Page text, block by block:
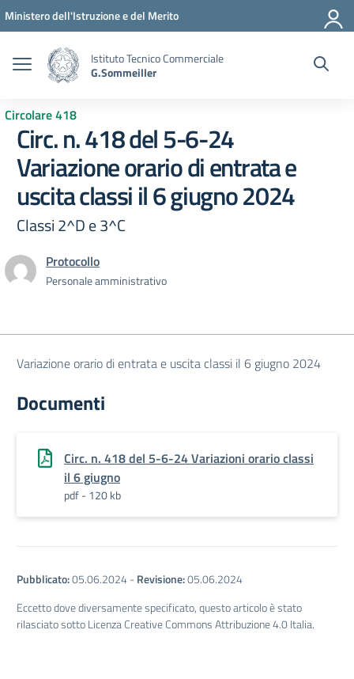
Vai ai contenuti
Vai al menu di navigazione
Vai al footer
Ministero dell'Istruzione e del Merito
Istituto Tecnico Commerciale
G.Sommeiller
Circolare 418
Circ. n. 418 del 5-6-24
Variazione orario di entrata e
uscita classi il 6 giugno 2024
Classi 2^D e 3^C
Protocollo
Personale amministrativo
Variazione orario di entrata e uscita classi il 6 giugno 2024
Documenti
Circ. n. 418 del 5-6-24 Variazioni orario classi
il 6 giugno
pdf - 120 kb
Pubblicato:05.06.2024-Revisione:05.06.2024
Eccetto dove diversamente specificato, questo articolo è stato
rilasciato sotto Licenza Creative Commons Attribuzione 4.0 Italia.